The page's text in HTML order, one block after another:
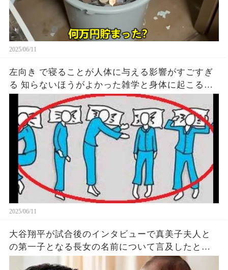
2025/06/11
左向き で寝ることが人体に与える影響がすごすぎ
る 知らないほうがよかった雑学と身体に起こる現
象がヤバい… 驚くべき 大人の 面白いけど知ると後
悔
2025/06/11
大谷翔平が試合後のインタビューで真美子夫人と
の第一子となる長女の名前について言及したと話
題に！山本由伸や佐々木朗希は知ってそう！